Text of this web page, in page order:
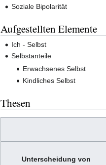
Soziale Bipolarität
Aufgestellten Elemente
Ich - Selbst
Selbstanteile
Erwachsenes Selbst
Kindliches Selbst
Thesen
Unterscheidung von